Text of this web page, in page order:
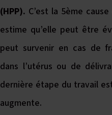
(HPP). C’est la 5ème
estime qu’elle peut être
peut survenir en cas de
dans l’utérus ou de
dernière étape du travail
augmente.